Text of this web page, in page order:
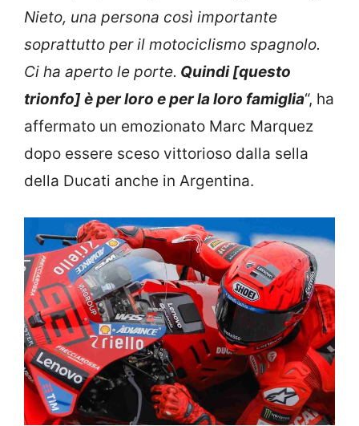
Nieto, una persona così importante
soprattutto per il motociclismo spagnolo.
Ci ha aperto le porte. Quindi [questo
trionfo] è per loro e per la loro famiglia“, ha
affermato un emozionato Marc Marquez
dopo essere sceso vittorioso dalla sella
della Ducati anche in Argentina.